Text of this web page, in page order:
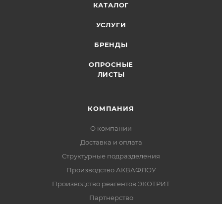
КАТАЛОГ
УСЛУГИ
БРЕНДЫ
ОПРОСНЫЕ
ЛИСТЫ
КОМПАНИЯ
О компании
Доставка и оплата
Структурные подразделения
Производство АКВАФЛОУ
Производство реагентов ЭКОТРИТ
Партнерство